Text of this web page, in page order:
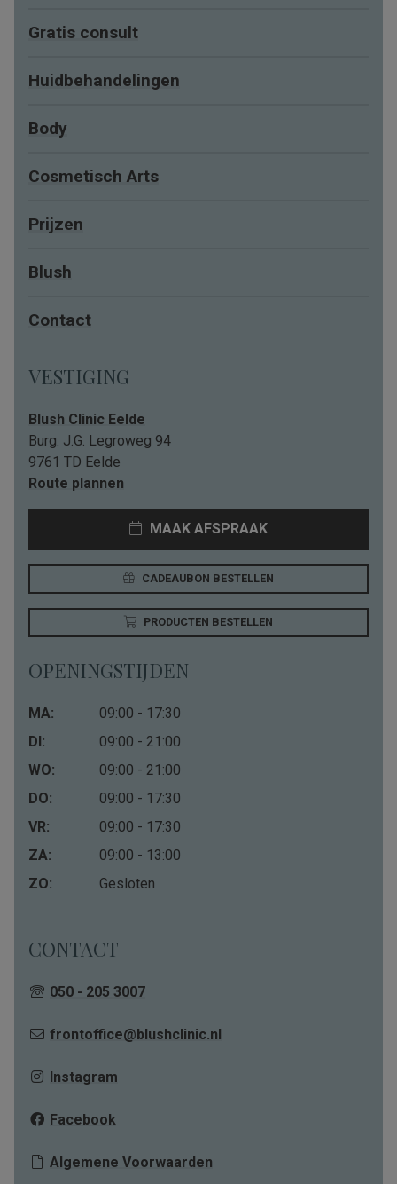
Gratis consult
Huidbehandelingen
Body
Cosmetisch Arts
Prijzen
Blush
Contact
VESTIGING
Blush Clinic Eelde
Burg. J.G. Legroweg 94
9761 TD Eelde
Route plannen
MAAK AFSPRAAK
CADEAUBON BESTELLEN
PRODUCTEN BESTELLEN
OPENINGSTIJDEN
MA:
09:00 - 17:30
DI:
09:00 - 21:00
WO:
09:00 - 21:00
DO:
09:00 - 17:30
VR:
09:00 - 17:30
ZA:
09:00 - 13:00
ZO:
Gesloten
CONTACT
050 - 205 3007
frontoffice@blushclinic.nl
Instagram
Facebook
Algemene Voorwaarden